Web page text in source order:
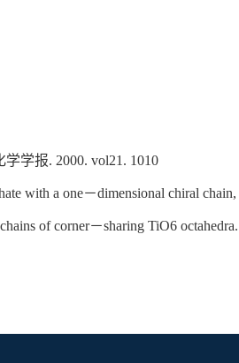
学报. 2000. vol21. 1010
with a one－dimensional chiral
of corner－sharing TiO6 octahedra.